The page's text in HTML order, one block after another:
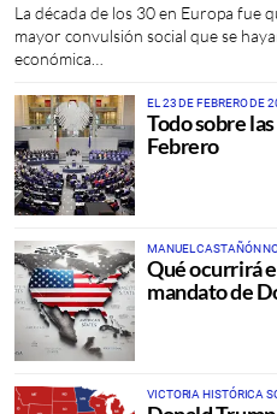
La década de los 30 en Europa fue
mayor convulsión social que se
económica…
EL 23 DE FEBRERO DE
ALEMANIA Y EL
Todo sobre
Febrero
MANUEL CASTAÑÓN
DURANTE LA SEGUNDA
PROFUNDIDAD DE
Qué ocurrirá
mandato de
VICTORIA HISTÓRICA
VOTOS POPULARES: +